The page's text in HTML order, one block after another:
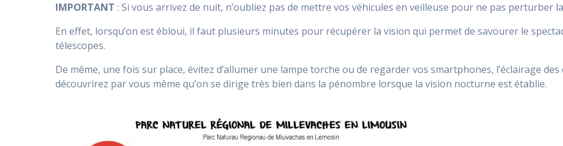
IMPORTANT : Si vous arrivez de nuit, n’oubliez pas de mettre vos véhicules en veilleuse pour ne pas perturber
En effet, lorsqu’on est ébloui, il faut plusieurs minutes pour récupérer la vision qui permet de savourer le
télescopes.
De même, une fois sur place, évitez d’allumer une lampe torche ou de regarder vos smartphones, l’éclairage
découvrirez par vous même qu’on se dirige très bien dans la pénombre lorsque la vision nocturne est établie.